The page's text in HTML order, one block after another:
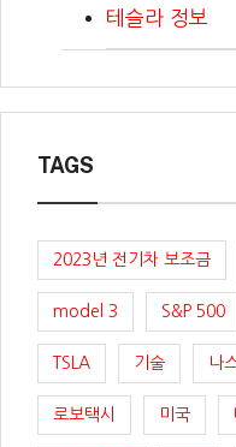
테슬라 정보
TAGS
2023년 전기차 보조금
model 3 S&P 500
TSLA 기술 나
로보택시 미국